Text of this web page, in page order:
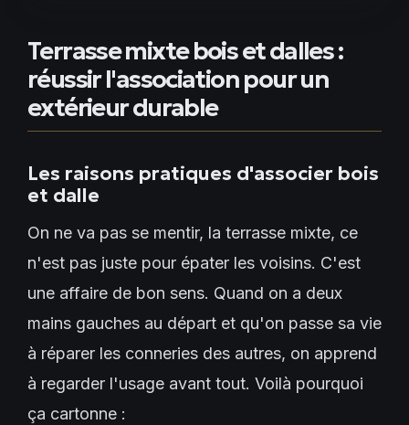
Terrasse mixte bois et dalles :
réussir l'association pour un
extérieur durable
Les raisons pratiques d'associer bois
et dalle
On ne va pas se mentir, la terrasse mixte, ce
n'est pas juste pour épater les voisins. C'est
une affaire de bon sens. Quand on a deux
mains gauches au départ et qu'on passe sa vie
à réparer les conneries des autres, on apprend
à regarder l'usage avant tout. Voilà pourquoi
ça cartonne :